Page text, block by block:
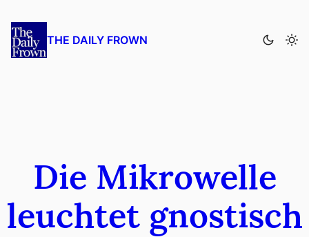
Inhalt
springen
THE DAILY FROWN
Die Mikrowelle
leuchtet gnostisch